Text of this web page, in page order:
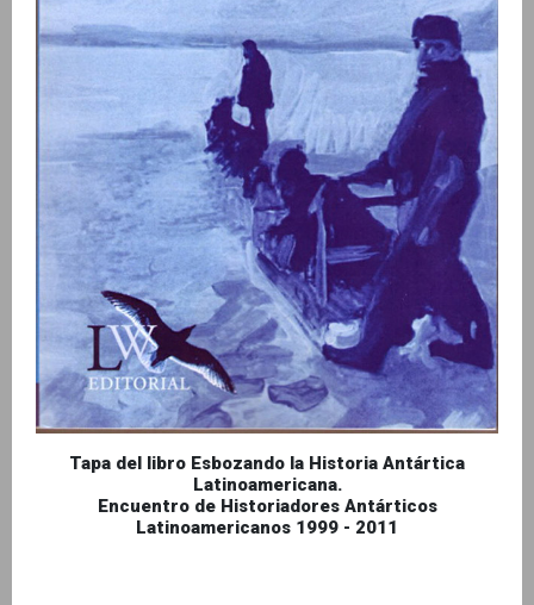
Tapa del libro Esbozando la Historia Antártica
Latinoamericana.
Encuentro de Historiadores Antárticos
Latinoamericanos 1999 - 2011